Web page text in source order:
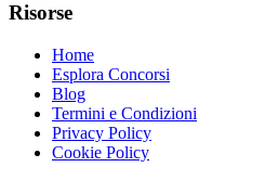
Risorse
Home
Esplora Concorsi
Blog
Termini e Condizioni
Privacy Policy
Cookie Policy